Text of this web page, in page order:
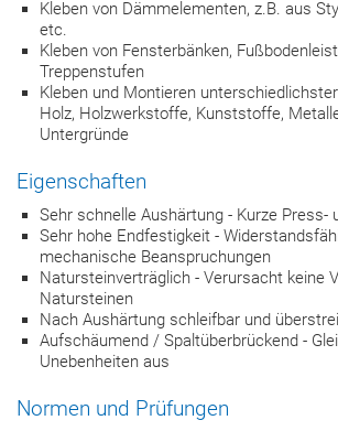
Kleben von Dämmelementen, z.B. aus
etc.
Kleben von Fensterbänken,
Treppenstufen
Kleben und Montieren
Holz, Holzwerkstoffe, Kunststoffe,
Untergründe
Eigenschaften
Sehr schnelle Aushärtung - Kurze Press-
Sehr hohe Endfestigkeit -
mechanische Beanspruchungen
Natursteinverträglich - Verursacht keine
Natursteinen
Nach Aushärtung schleifbar und
Aufschäumend / Spaltüberbrückend -
Unebenheiten aus
Normen und Prüfungen